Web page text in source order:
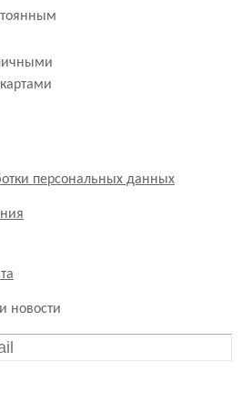
персональных данных
новости